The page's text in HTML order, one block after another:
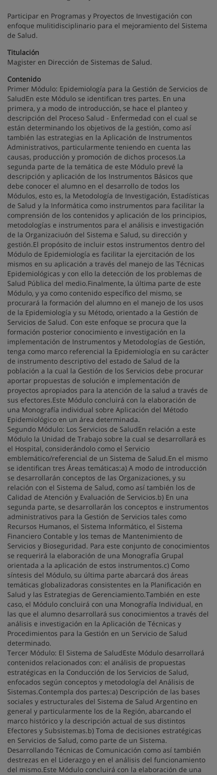
Participar en Programas y Proyectos de Investigación con
enfoque mulitidisciplinario para el mejoramiento del Sistema
de Salud.
Titulación
Magister en Dirección de Sistemas de Salud.
Contenido
Primer Módulo: Epidemiología para la Gestión de Servicios de
SaludEn este Módulo se identifican tres partes. En una
primera, y a modo de introducción, se hace el planteo y
descripción del Proceso Salud - Enfermedad con el cual se
están determinando los objetivos de la gestión, como así
también las estrategias en la Aplicación de Instrumentos
Administrativos, particularmente teniendo en cuenta las
causas, producción y promoción de dichos procesos.La
segunda parte de la temática de este Módulo prevé la
descripción y aplicación de los Instrumentos Básicos que
debe conocer el alumno en el desarrollo de todos los
Módulos, esto es, la Metodología de Investigación, Estadísticas
de Salud y la Informática como instrumentos para facilitar la
comprensión de los contenidos y aplicación de los principios,
metodologías e instrumentos para el análisis e investigación
de la Organizaciuón del Sistema e Salud, su dirección y
gestión.El propósito de incluir estos instrumentos dentro del
Módulo de Epidemiología es facilitar la ejercitación de los
mismos en su aplicación a través del manejo de las Técnicas
Epidemiológicas y con ello la detección de los problemas de
Salud Pública del medio.Finalmente, la última parte de este
Módulo, y ya como contenido específico del mismo, se
procurará la formación del alumno en el manejo de los usos
de la Epidemiología y su Método, orientado a la Gestión de
Servicios de Salud. Con este enfoque se procura que la
formación posterior conocimiento e investigación en la
implementación de Instrumentos y Metodologías de Gestión,
tenga como marco referencial la Epidemiología en su carácter
de instrumento descriptivo del estado de Salud de la
población a la cual la Gestión de los Servicios debe procurar
aportar propuestas de solución e implementación de
proyectos apropiados para la atención de la salud a través de
sus efectores.Este Módulo concluirá con la elaboración de
una Monografía individual sobre Aplicación del Método
Epidemiológico en un área determinada.
Segundo Módulo: Los Servicios de SaludEn relación a este
Módulo la Unidad de Trabajo sobre la cual se desarrollará es
el Hospital, considerándolo como el Servicio
emblemático/referencial de un Sistema de Salud.En el mismo
se identifican tres Áreas temáticas:a) A modo de introducción
se desarrollarán conceptos de las Organizaciones, y su
relación con el Sistema de Salud, como así también los de
Calidad de Atención y Evaluación de Servicios.b) En una
segunda parte, se desarrollarán los conceptos e instrumentos
administrativos para la Gestión de Servicios tales como
Recursos Humanos, el Sistema Informático, el Sistema
Financiero Contable y los temas de Mantenimiento de
Servicios y Bioseguridad. Para este conjunto de conocimientos
se requerirá la elaboración de una Monografía Grupal
orientada a la aplicación de estos instrumentos.c) Como
síntesis del Módulo, su última parte abarcará dos áreas
temáticas globalizadoras consistentes en la Planificación en
Salud y las Estrategias de Gerenciamiento.También en este
caso, el Módulo concluirá con una Monografía Individual, en
las que el alumno desarrollará sus conocimientos a través del
análisis e investigación en la Aplicación de Técnicas y
Procedimientos para la Gestión en un Servicio de Salud
determinado.
Tercer Módulo: El Sistema de SaludEste Módulo desarrollará
contenidos relacionados con: el análisis de propuestas
estratégicas en la Conducción de los Servicios de Salud,
enfocados según conceptos y metodología del Análisis de
Sistemas.Contempla dos partes:a) Descripción de las bases
sociales y estructurales del Sistema de Salud Argentino en
general y particularmente los de la Región, abarcando el
marco histórico y la descripción actual de sus distintos
Efectores y Subsistemas.b) Toma de decisiones estratégicas
en Servicios de Salud, como parte de un Sistema.
Desarrollando Técnicas de Comunicación como así también
destrezas en el Liderazgo y en el análisis del funcionamiento
del mismo.Este Módulo concluirá con la elaboración de una